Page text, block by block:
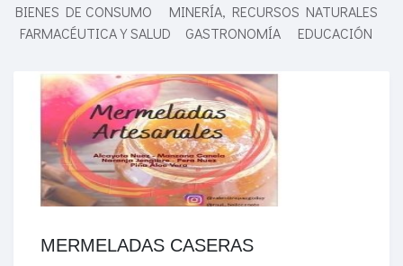
BIENES DE CONSUMO
MINERÍA, RECURSOS NATURALES
FARMACÉUTICA Y SALUD
GASTRONOMÍA EDUCACIÓN
MERMELADAS CASERAS